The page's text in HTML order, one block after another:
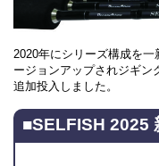
2020年にシリーズ構成を
ージョンアップされジギン
追加投入しました。
■SELFISH 2025